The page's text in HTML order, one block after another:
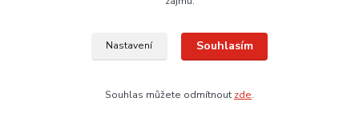
Přidat do košíku
Nastavení Souhlasím
Souhlas můžete odmítnout zde.